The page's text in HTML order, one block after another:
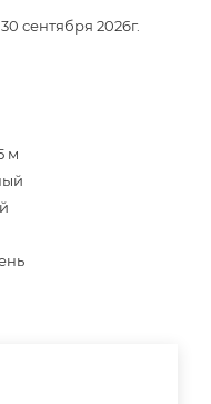
30 сентября 2026г.
м